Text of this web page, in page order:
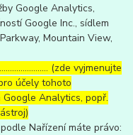
Google Analytics,
Google Inc., sídlem
Mountain View,
(zde vyjmenujte
účely tohoto
Analytics, popř.
Nařízení máte právo: